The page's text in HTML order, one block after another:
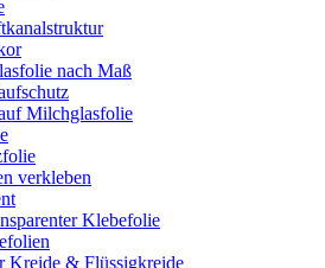
nach Maß
Milchglasfolie
verkleben
Klebefolie
Kreide & Flüssigkreide